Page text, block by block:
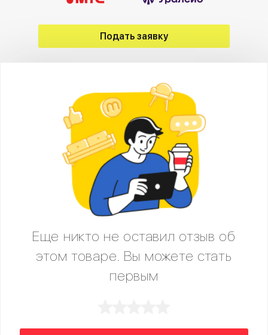
Подать заявку
Еще никто не оставил отзыв об
этом товаре. Вы можете стать
первым